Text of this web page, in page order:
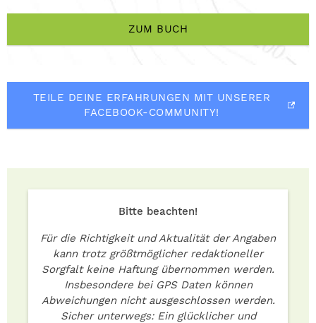
ZUM BUCH
TEILE DEINE ERFAHRUNGEN MIT UNSERER
FACEBOOK-COMMUNITY!
Bitte beachten!
Für die Richtigkeit und Aktualität der Angaben
kann trotz größtmöglicher redaktioneller
Sorgfalt keine Haftung übernommen werden.
Insbesondere bei GPS Daten können
Abweichungen nicht ausgeschlossen werden.
Sicher unterwegs: Ein glücklicher und